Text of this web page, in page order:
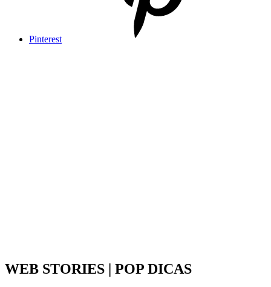
Pinterest
WEB STORIES | POP DICAS